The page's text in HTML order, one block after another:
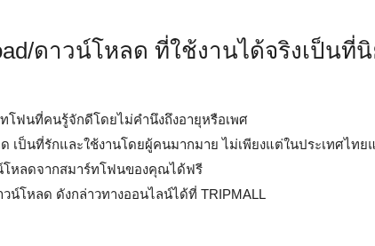
ดาวน์โหลด ที่ใช้งานได้จริงเป็นที่
โฟนที่คนรู้จักดีโดยไม่คำนึงถึงอายุหรือเพศ
เป็นที่รักและใช้งานโดยผู้คนมากมาย ไม่เพียงแต่ในประเทศไทย
หลดจากสมาร์ทโฟนของคุณได้ฟรี
น์โหลด ดังกล่าวทางออนไลน์ได้ที่ TRIPMALL